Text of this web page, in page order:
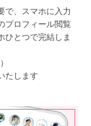
で、スマホに入力
プロフィール閲覧
ひとつで完結しま
たします